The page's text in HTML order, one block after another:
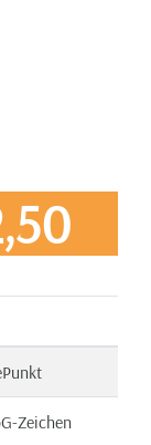
Zeichen